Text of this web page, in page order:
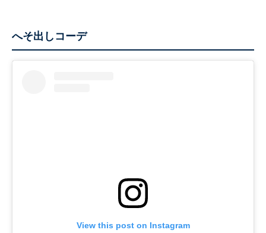
へそ出しコーデ
View this post on Instagram